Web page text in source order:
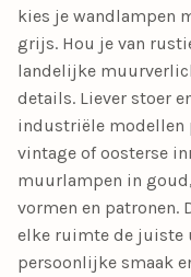
kies je wandlampen
grijs. Hou je van
landelijke
details. Liever stoer
industriële modellen
vintage of oosterse
muurlampen in
vormen en patronen.
elke ruimte de juiste
persoonlijke smaak